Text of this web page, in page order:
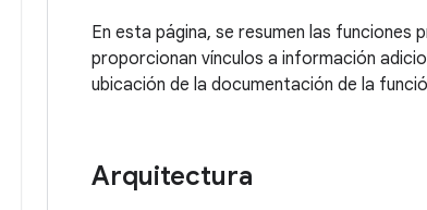
En esta página, se resumen las funciones
proporcionan vínculos a información
ubicación de la documentación de la
Arquitectura